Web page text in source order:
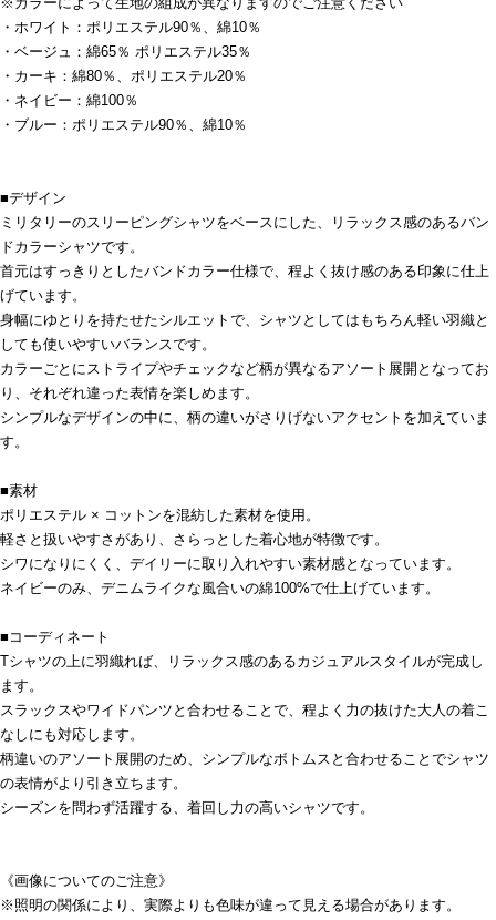
・ホワイト：ポリエステル90％、綿10％
・ベージュ：綿65％ ポリエステル35％
・カーキ：綿80％、ポリエステル20％
・ネイビー：綿100％
・ブルー：ポリエステル90％、綿10％
■デザイン
ミリタリーのスリーピングシャツをベースにした、リラックス感のあるバン
ドカラーシャツです。
首元はすっきりとしたバンドカラー仕様で、程よく抜け感のある印象に仕上
げています。
身幅にゆとりを持たせたシルエットで、シャツとしてはもちろん軽い羽織と
しても使いやすいバランスです。
カラーごとにストライプやチェックなど柄が異なるアソート展開となってお
り、それぞれ違った表情を楽しめます。
シンプルなデザインの中に、柄の違いがさりげないアクセントを加えていま
す。
■素材
ポリエステル × コットンを混紡した素材を使用。
軽さと扱いやすさがあり、さらっとした着心地が特徴です。
シワになりにくく、デイリーに取り入れやすい素材感となっています。
ネイビーのみ、デニムライクな風合いの綿100%で仕上げています。
■コーディネート
Tシャツの上に羽織れば、リラックス感のあるカジュアルスタイルが完成し
ます。
スラックスやワイドパンツと合わせることで、程よく力の抜けた大人の着こ
なしにも対応します。
柄違いのアソート展開のため、シンプルなボトムスと合わせることでシャツ
の表情がより引き立ちます。
シーズンを問わず活躍する、着回し力の高いシャツです。
《画像についてのご注意》
※照明の関係により、実際よりも色味が違って見える場合があります。